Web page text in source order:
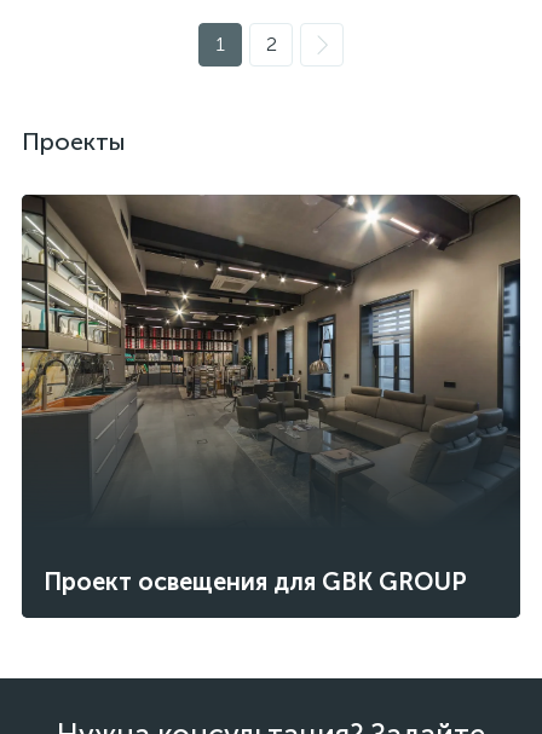
1 2
Проекты
Проект освещения для GBK GROUP